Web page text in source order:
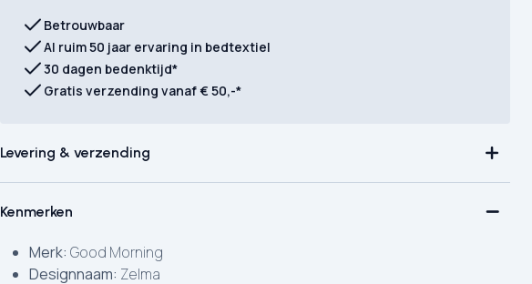
Betrouwbaar
Al ruim 50 jaar ervaring in bedtextiel
30 dagen bedenktijd*
Gratis verzending vanaf € 50,-*
Levering & verzending
Kenmerken
Merk: Good Morning
Designnaam: Zelma